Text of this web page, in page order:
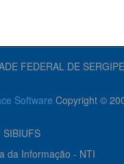
FEDERAL DE SERGIPE
Software Copyright ©
da Informação - NTI